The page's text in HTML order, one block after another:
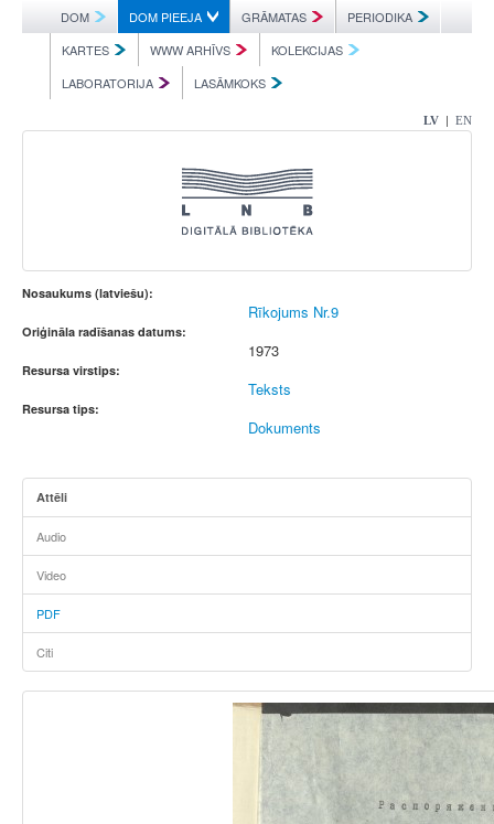
DOM DOM PIEEJA GRĀMATAS
PERIODIKA
KARTES
WWW ARHĪVS
KOLEKCIJAS
LABORATORIJA
LASĀMKOKS
LV | EN
Nosaukums (latviešu):
Rīkojums Nr.9
Oriģināla radīšanas datums:
1973
Resursa virstips:
Teksts
Resursa tips:
Dokuments
Attēli
Audio
Video
PDF
Citi